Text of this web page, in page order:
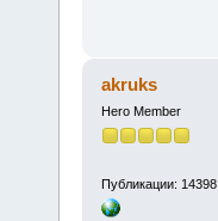
akruks
Hero Member
Публикации: 14398